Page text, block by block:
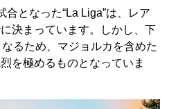
となった“La Liga”は、レア
決まっています。しかし、下
るため、マジョルカを含めた
を極めるものとなっていま